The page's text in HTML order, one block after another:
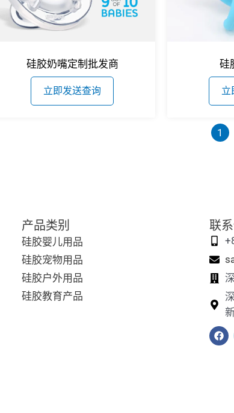
硅胶奶嘴定制批发商
立即发送查询
硅
立
1
产品类别
硅胶婴儿用品
硅胶宠物用品
硅胶户外用品
硅胶教育产品
联
在
F
a